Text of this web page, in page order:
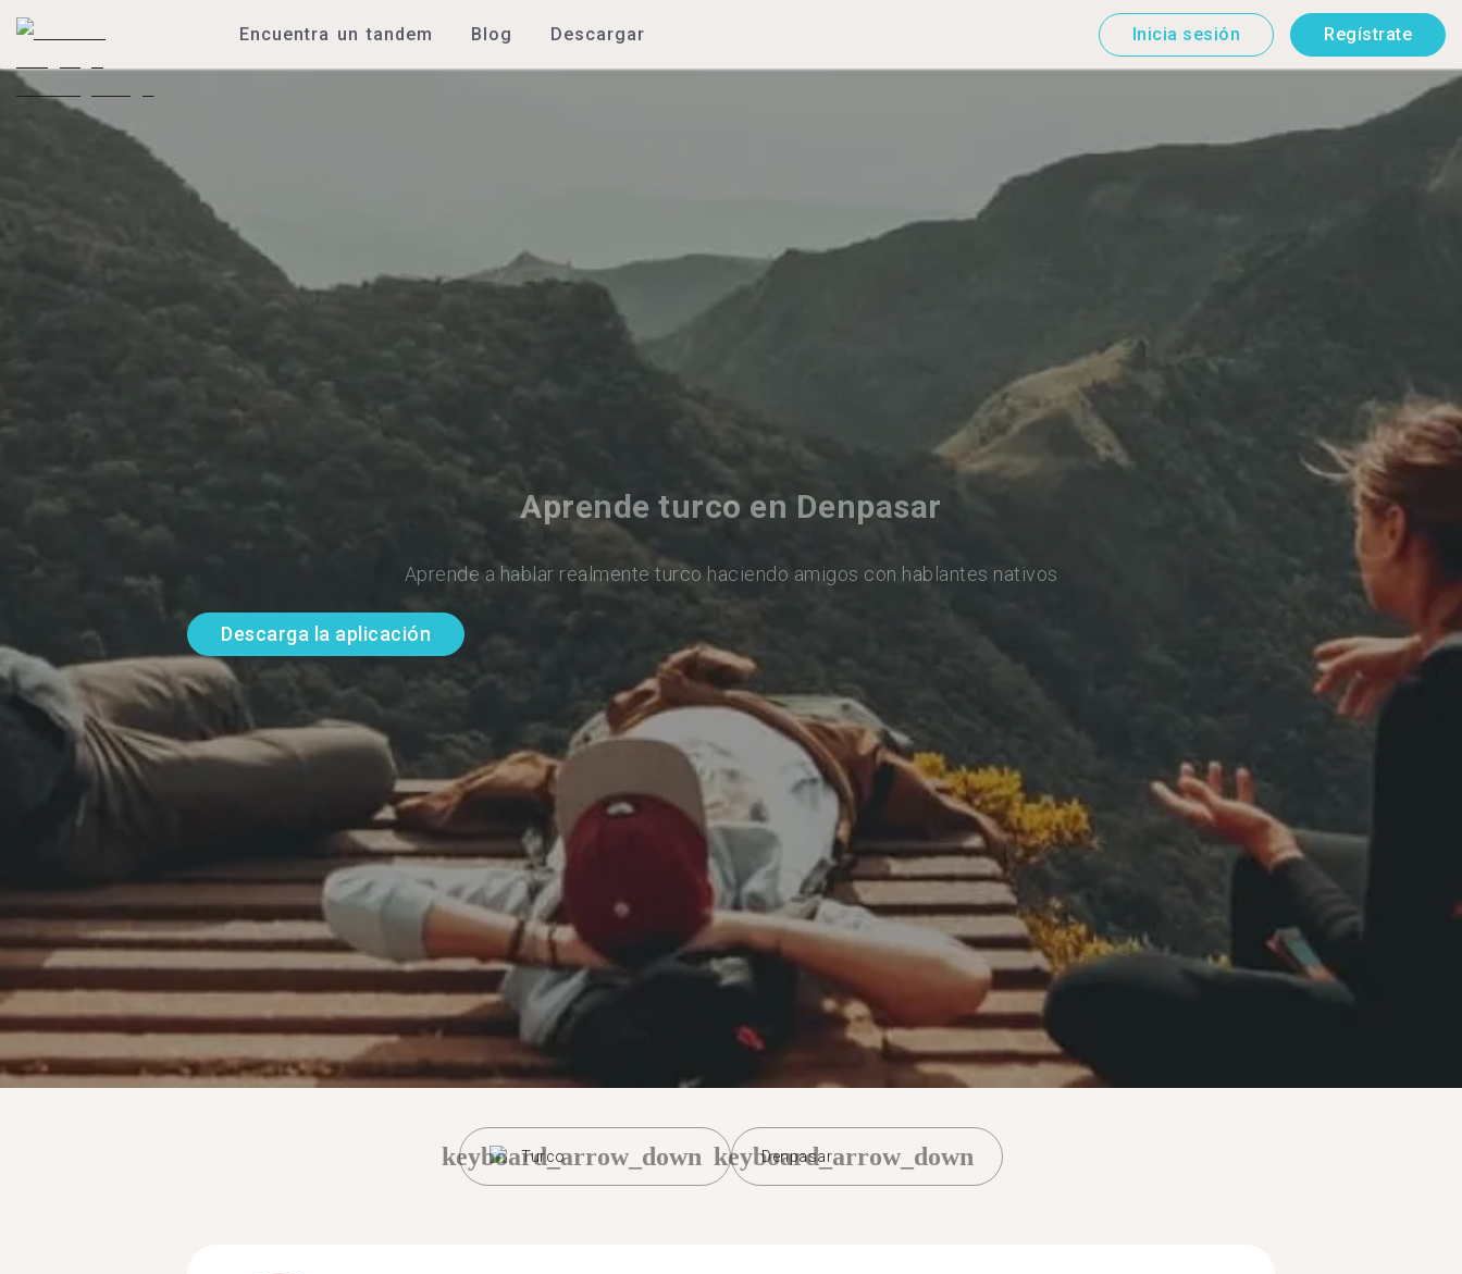
Encuentra un tandem Blog Descargar Inicia sesión Regístrate
Aprende turco en Denpasar
Aprende a hablar realmente turco haciendo amigos con hablantes nativos
Descarga la aplicación
Turco
keyboard_arrow_down Denpasar
keyboard_arrow_down